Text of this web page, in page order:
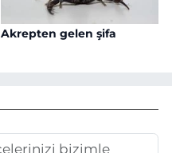
Akrepten gelen şifa